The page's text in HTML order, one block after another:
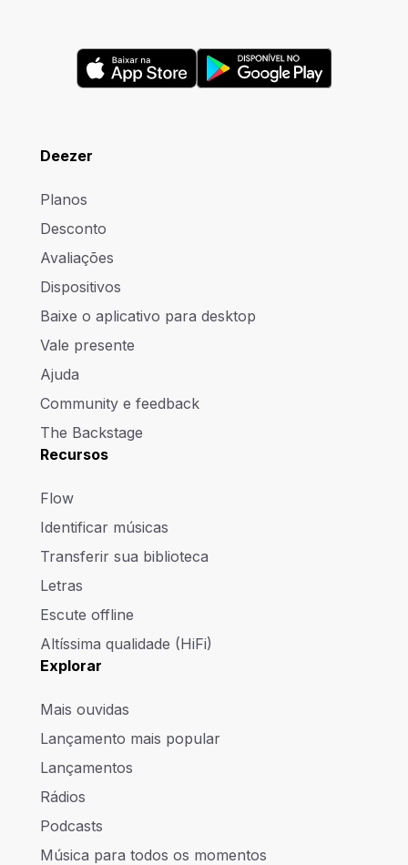
Deezer
Planos
Desconto
Avaliações
Dispositivos
Baixe o aplicativo para desktop
Vale presente
Ajuda
Community e feedback
The Backstage
Recursos
Flow
Identificar músicas
Transferir sua biblioteca
Letras
Escute offline
Altíssima qualidade (HiFi)
Explorar
Mais ouvidas
Lançamento mais popular
Lançamentos
Rádios
Podcasts
Música para todos os momentos